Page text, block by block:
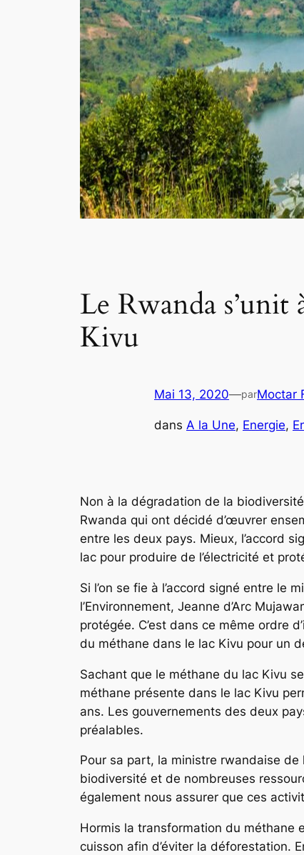
Le Rwanda
Kivu
Mai 13, 2020—parMoctar
dans A la Une, Energie,
Non à la dégradation de la
Rwanda qui ont décidé d’œuvrer
entre les deux pays. Mieux, l’accord
lac pour produire de l’électricité et
Si l’on se fie à l’accord signé entre le
l’Environnement, Jeanne d’Arc
protégée. C’est dans ce même ordre
du méthane dans le lac Kivu pour un
Sachant que le méthane du lac Kivu
méthane présente dans le lac Kivu
ans. Les gouvernements des deux
préalables.
Pour sa part, la ministre rwandaise de
biodiversité et de nombreuses
également nous assurer que ces
Hormis la transformation du méthane
cuisson afin d’éviter la déforestation.